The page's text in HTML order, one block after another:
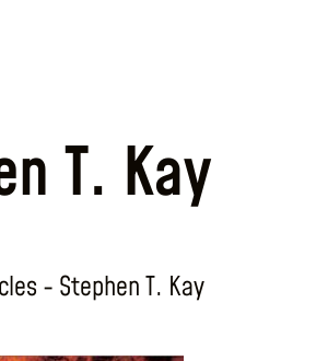
T. Kay
- Stephen T. Kay